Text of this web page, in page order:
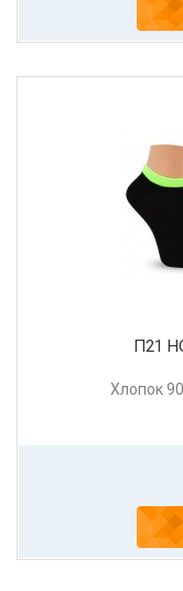
П21
Хлопок